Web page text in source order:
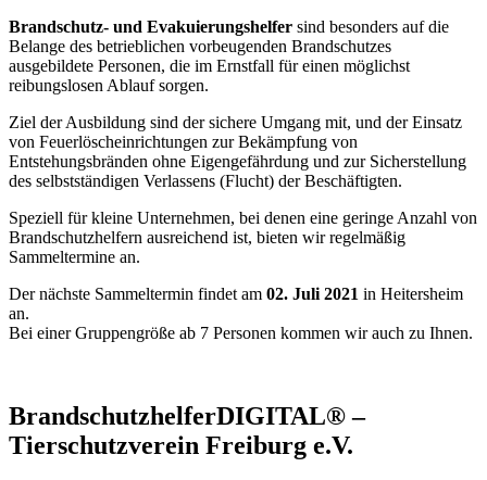
Brandschutz- und Evakuierungshelfer sind besonders auf die
Belange des betrieblichen vorbeugenden Brandschutzes
ausgebildete Personen, die im Ernstfall für einen möglichst
reibungslosen Ablauf sorgen.
Ziel der Ausbildung sind der sichere Umgang mit, und der Einsatz
von Feuerlöscheinrichtungen zur Bekämpfung von
Entstehungsbränden ohne Eigengefährdung und zur Sicherstellung
des selbstständigen Verlassens (Flucht) der Beschäftigten.
Speziell für kleine Unternehmen, bei denen eine geringe Anzahl von
Brandschutzhelfern ausreichend ist, bieten wir regelmäßig
Sammeltermine an.
Der nächste Sammeltermin findet am 02. Juli 2021 in Heitersheim
an.
Bei einer Gruppengröße ab 7 Personen kommen wir auch zu Ihnen.
BrandschutzhelferDIGITAL® –
Tierschutzverein Freiburg e.V.